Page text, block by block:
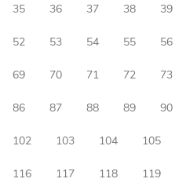
35 36 37 38 39
52 53 54 55 56
69 70 71 72 73
86 87 88 89 90
102 103 104 105
116 117 118 119